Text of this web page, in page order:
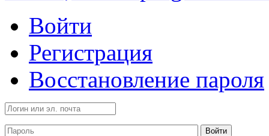
Войти
Регистрация
Восстановление пароля
Войти